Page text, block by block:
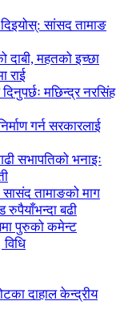
सांसद तामाङ
दाबी, महतको इच्छा
राई
मछिन्द्र नरसिंह
गर्न सरकारलाई
सभापतिको भनाइः
तामाङको माग
बढी
पुरुको कमेन्ट
दाहाल केन्द्रीय